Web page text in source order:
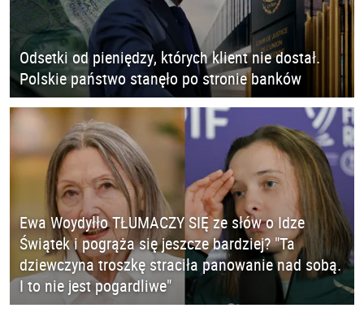
Odsetki od pieniędzy, których klient nie dostał.
Polskie państwo stanęło po stronie banków
Ewa Woydyłło TŁUMACZY SIĘ ze słów o Idze
Świątek i pogrąża się jeszcze bardziej? "Ta
dziewczyna troszkę straciła panowanie nad sobą.
I to nie jest pogardliwe"